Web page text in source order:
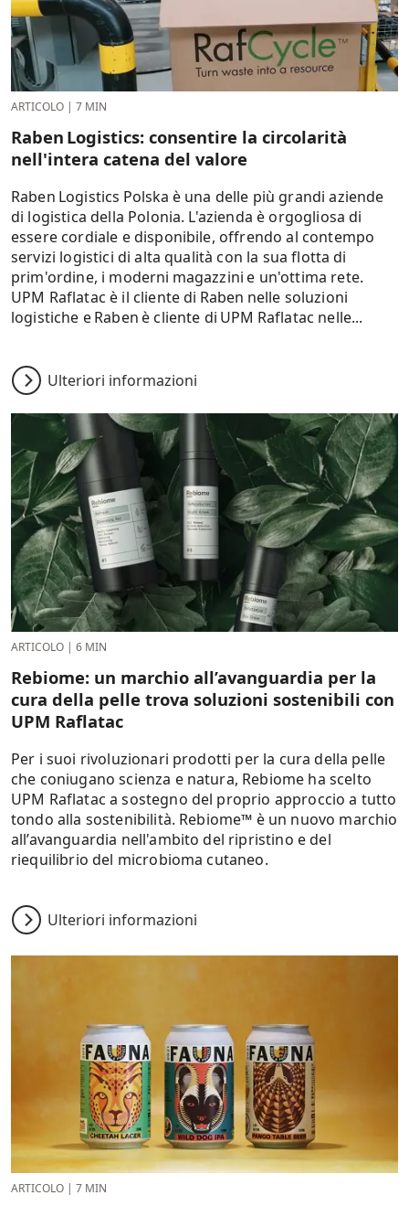
ARTICOLO | 7 MIN
Raben Logistics: consentire la circolarità
nell'intera catena del valore
Raben Logistics Polska è una delle più grandi aziende
di logistica della Polonia. L'azienda è orgogliosa di
essere cordiale e disponibile, offrendo al contempo
servizi logistici di alta qualità con la sua flotta di
prim'ordine, i moderni magazzini e un'ottima rete.
UPM Raflatac è il cliente di Raben nelle soluzioni
logistiche e Raben è cliente di UPM Raflatac nelle...
Ulteriori informazioni
ARTICOLO | 6 MIN
Rebiome: un marchio all’avanguardia per la
cura della pelle trova soluzioni sostenibili con
UPM Raflatac
Per i suoi rivoluzionari prodotti per la cura della pelle
che coniugano scienza e natura, Rebiome ha scelto
UPM Raflatac a sostegno del proprio approccio a tutto
tondo alla sostenibilità. Rebiome™ è un nuovo marchio
all’avanguardia nell'ambito del ripristino e del
riequilibrio del microbioma cutaneo.
Ulteriori informazioni
ARTICOLO | 7 MIN